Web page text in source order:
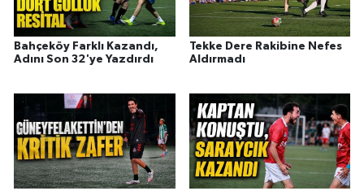
Bahçeköy Farklı Kazandı,
Adını Son 32'ye Yazdırdı
Tekke Dere Rakibine Nefes
Aldırmadı